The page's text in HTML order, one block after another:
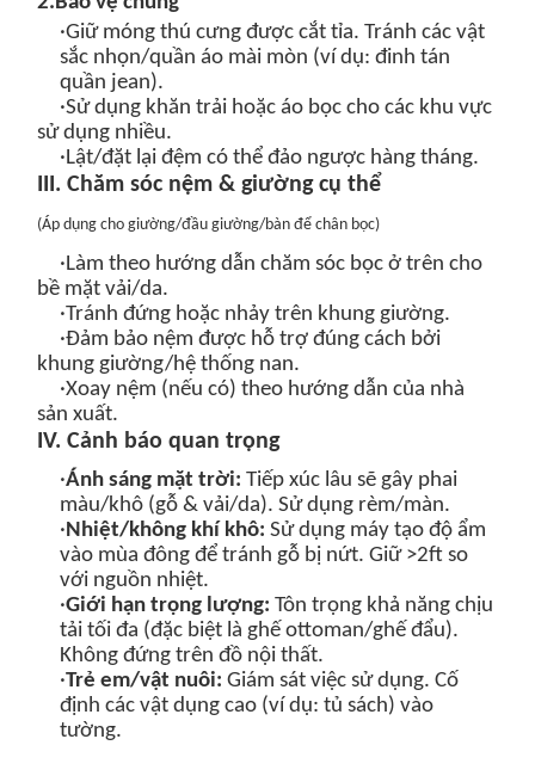
·Giữ móng thú cưng được cắt tỉa. Tránh các vật
sắc nhọn/quần áo mài mòn (ví dụ: đinh tán
quần jean).
·Sử dụng khăn trải hoặc áo bọc cho các khu vực
sử dụng nhiều.
·Lật/đặt lại đệm có thể đảo ngược hàng tháng.
III. Chăm sóc nệm & giường cụ thể
(Áp dụng cho giường/đầu giường/bàn để chân bọc)
·Làm theo hướng dẫn chăm sóc bọc ở trên cho
bề mặt vải/da.
·Tránh đứng hoặc nhảy trên khung giường.
·Đảm bảo nệm được hỗ trợ đúng cách bởi
khung giường/hệ thống nan.
·Xoay nệm (nếu có) theo hướng dẫn của nhà
sản xuất.
IV. Cảnh báo quan trọng
·Ánh sáng mặt trời: Tiếp xúc lâu sẽ gây phai
màu/khô (gỗ & vải/da). Sử dụng rèm/màn.
·Nhiệt/không khí khô: Sử dụng máy tạo độ ẩm
vào mùa đông để tránh gỗ bị nứt. Giữ >2ft so
với nguồn nhiệt.
·Giới hạn trọng lượng: Tôn trọng khả năng chịu
tải tối đa (đặc biệt là ghế ottoman/ghế đẩu).
Không đứng trên đồ nội thất.
·Trẻ em/vật nuôi: Giám sát việc sử dụng. Cố
định các vật dụng cao (ví dụ: tủ sách) vào
tường.